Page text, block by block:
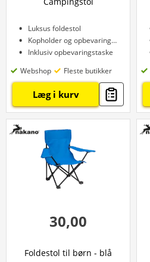
Luksus foldestol
Kopholder og opbevaringslomme
Inklusiv opbevaringstaske
Webshop
Fleste butikker
Læg i kurv
30,00
Foldestol til børn - blå